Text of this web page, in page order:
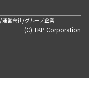
/運営会社/グループ企業
(C) TKP Corporation